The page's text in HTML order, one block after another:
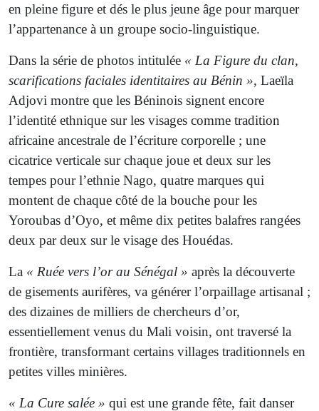
en pleine figure et dés le plus jeune âge pour marquer
l’appartenance à un groupe socio-linguistique.
Dans la série de photos intitulée « La Figure du clan,
scarifications faciales identitaires au Bénin », Laeïla
Adjovi montre que les Béninois signent encore
l’identité ethnique sur les visages comme tradition
africaine ancestrale de l’écriture corporelle ; une
cicatrice verticale sur chaque joue et deux sur les
tempes pour l’ethnie Nago, quatre marques qui
montent de chaque côté de la bouche pour les
Yoroubas d’Oyo, et même dix petites balafres rangées
deux par deux sur le visage des Houédas.
La « Ruée vers l’or au Sénégal » après la découverte
de gisements aurifères, va générer l’orpaillage artisanal ;
des dizaines de milliers de chercheurs d’or,
essentiellement venus du Mali voisin, ont traversé la
frontière, transformant certains villages traditionnels en
petites villes minières.
« La Cure salée » qui est une grande fête, fait danser